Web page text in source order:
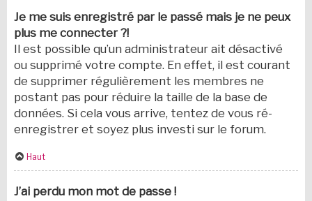
Je me suis enregistré par le passé mais je ne peux
plus me connecter ?!
Il est possible qu’un administrateur ait désactivé
ou supprimé votre compte. En effet, il est courant
de supprimer régulièrement les membres ne
postant pas pour réduire la taille de la base de
données. Si cela vous arrive, tentez de vous ré-
enregistrer et soyez plus investi sur le forum.
Haut
J’ai perdu mon mot de passe !